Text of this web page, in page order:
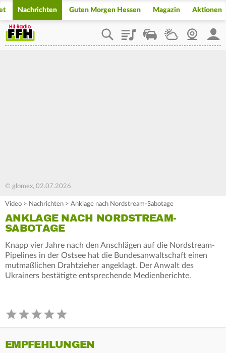
Nachrichten Guten Morgen Hessen Magazin Aktionen
PlaylistStaupilotWetterWebcam
© glomex, 02.07.2026
Video > Nachrichten > Anklage nach Nordstream-Sabotage
ANKLAGE NACH NORDSTREAM-
SABOTAGE
Knapp vier Jahre nach den Anschlägen auf die Nordstream-
Pipelines in der Ostsee hat die Bundesanwaltschaft einen
mutmaßlichen Drahtzieher angeklagt. Der Anwalt des
Ukrainers bestätigte entsprechende Medienberichte.
EMPFEHLUNGEN